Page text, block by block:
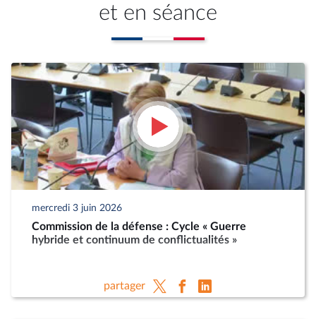
et en séance
mercredi 3 juin 2026
Commission de la défense : Cycle « Guerre
hybride et continuum de conflictualités »
partager